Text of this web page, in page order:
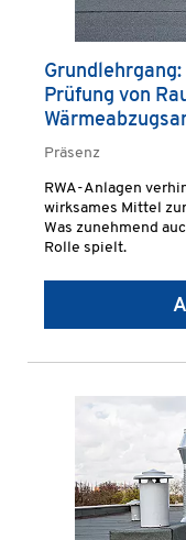
Prüfung von
Präsenz
RWA-Anlagen
wirksames Mittel
Was zunehmend
Rolle spielt.